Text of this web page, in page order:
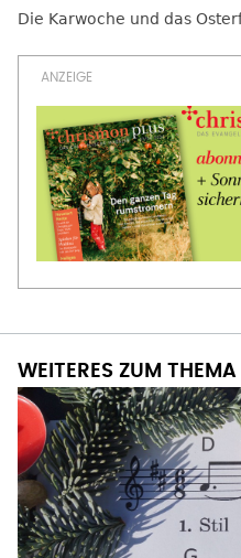
Die Karwoche und das
WEITERES ZUM THEMA